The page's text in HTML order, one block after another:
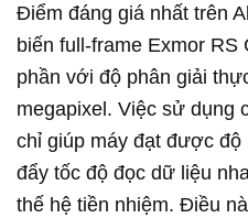
Điểm đáng giá nhất trên
biến full-frame Exmor RS
phần với độ phân giải
megapixel. Việc sử dụng
chỉ giúp máy đạt được
đẩy tốc độ đọc dữ liệu
thế hệ tiền nhiệm. Điều